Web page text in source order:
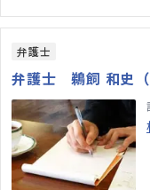
弁護士
弁護士 鵜飼 和史（